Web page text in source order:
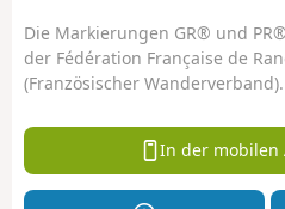
Die Markierungen GR® und
der Fédération Française de
(Französischer Wanderverband).
In der mobilen